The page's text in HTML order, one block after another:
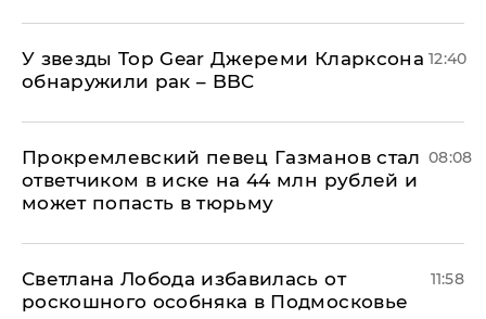
У звезды Top Gear Джереми Кларксона
обнаружили рак – BBC
12:40
Прокремлевский певец Газманов стал
ответчиком в иске на 44 млн рублей и
может попасть в тюрьму
08:08
Светлана Лобода избавилась от
роскошного особняка в Подмосковье
11:58